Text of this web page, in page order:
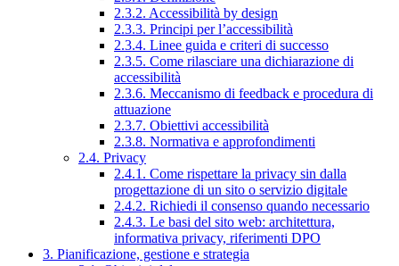
2.3.2. Accessibilità by design
2.3.3. Principi per l’accessibilità
2.3.4. Linee guida e criteri di successo
2.3.5. Come rilasciare una dichiarazione di
accessibilità
2.3.6. Meccanismo di feedback e procedura di
attuazione
2.3.7. Obiettivi accessibilità
2.3.8. Normativa e approfondimenti
2.4. Privacy
2.4.1. Come rispettare la privacy sin dalla
progettazione di un sito o servizio digitale
2.4.2. Richiedi il consenso quando necessario
2.4.3. Le basi del sito web: architettura,
informativa privacy, riferimenti DPO
3. Pianificazione, gestione e strategia